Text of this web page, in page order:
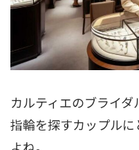
カルティエのブライ
指輪を探すカップル